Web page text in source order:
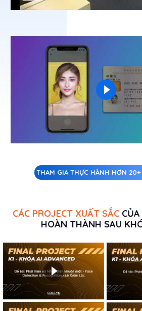
THAM GIA THỰC HÀNH HƠN 20+
CÁC PROJECT XUẤT SẮCCỦA
HOÀN THÀNH SAU